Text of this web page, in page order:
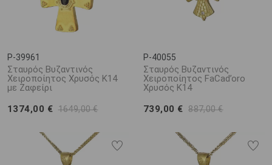
P-39961
Σταυρός Βυζαντινός
Χειροποίητος Χρυσός Κ14
με Ζαφείρι
1374,00 € 1649,00 €
P-40055
Σταυρός Βυζαντινός
Χειροποίητος FaCad’oro
Χρυσός Κ14
739,00 € 887,00 €